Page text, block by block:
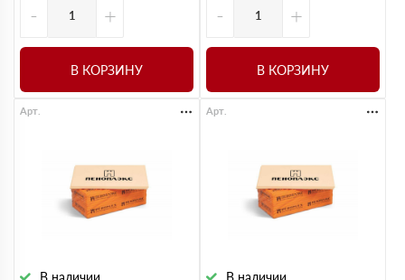
- +
В КОРЗИНУ
- +
В КОРЗИНУ
В наличии
Арт.
В наличии
Арт.